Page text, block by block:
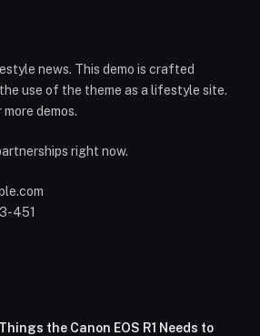
news. This demo is crafted
use of the theme as a lifestyle site.
demos.
right now.
451
the Canon EOS R1 Needs to